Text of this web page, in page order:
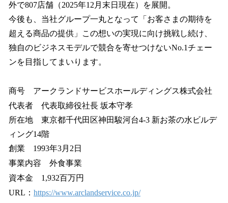
外で807店舗（2025年12月末日現在）を展開。
今後も、当社グループ一丸となって「お客さまの期待を
超える商品の提供」この想いの実現に向け挑戦し続け、
独自のビジネスモデルで競合を寄せつけないNo.1チェー
ンを目指してまいります。
商号 アークランドサービスホールディングス株式会社
代表者 代表取締役社長 坂本守孝
所在地 東京都千代田区神田駿河台4-3 新お茶の水ビルデ
ィング14階
創業 1993年3月2日
事業内容 外食事業
資本金 1,932百万円
URL： https://www.arclandservice.co.jp/